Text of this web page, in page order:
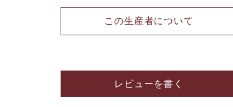
この生産者について
レビューを書く